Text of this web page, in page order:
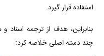
استفاده قرار گیرد.
بنابراین، هدف از ترجمه اسناد
چند دسته اصلی خلاصه کرد: